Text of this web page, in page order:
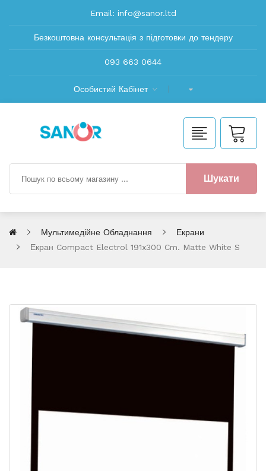
Email: info@sanor.ltd
Безкоштовна консультація з підготовки до тендеру
093 663 0644
Особистий Кабінет
Шукати
Мультимедійне Обладнання
Екрани
Екран Compact Electrol 191x300 Cm. Matte White S